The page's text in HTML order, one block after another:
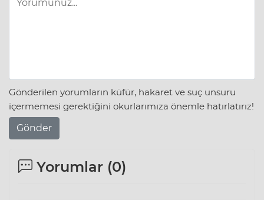
Gönderilen yorumların küfür, hakaret ve suç unsuru
içermemesi gerektiğini okurlarımıza önemle hatırlatırız!
Gönder
Yorumlar (0)